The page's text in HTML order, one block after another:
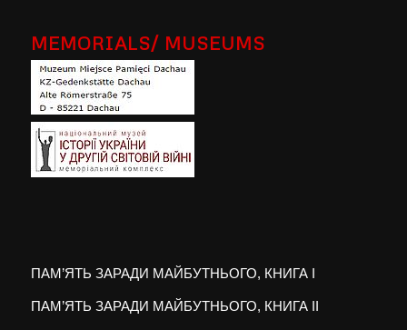
MEMORIALS/ MUSEUMS
ПАМ’ЯТЬ ЗАРАДИ МАЙБУТНЬОГО, КНИГА I
ПАМ’ЯТЬ ЗАРАДИ МАЙБУТНЬОГО, КНИГА II